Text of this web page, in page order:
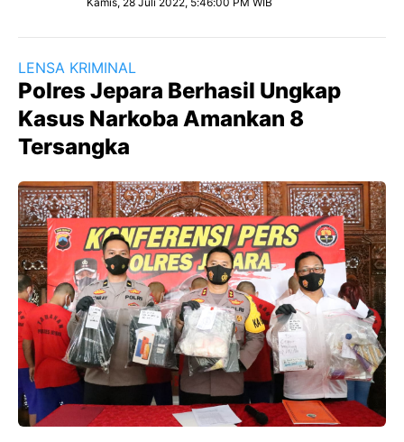
LENSA KRIMINAL
Polres Jepara Berhasil Ungkap
Kasus Narkoba Amankan 8
Tersangka